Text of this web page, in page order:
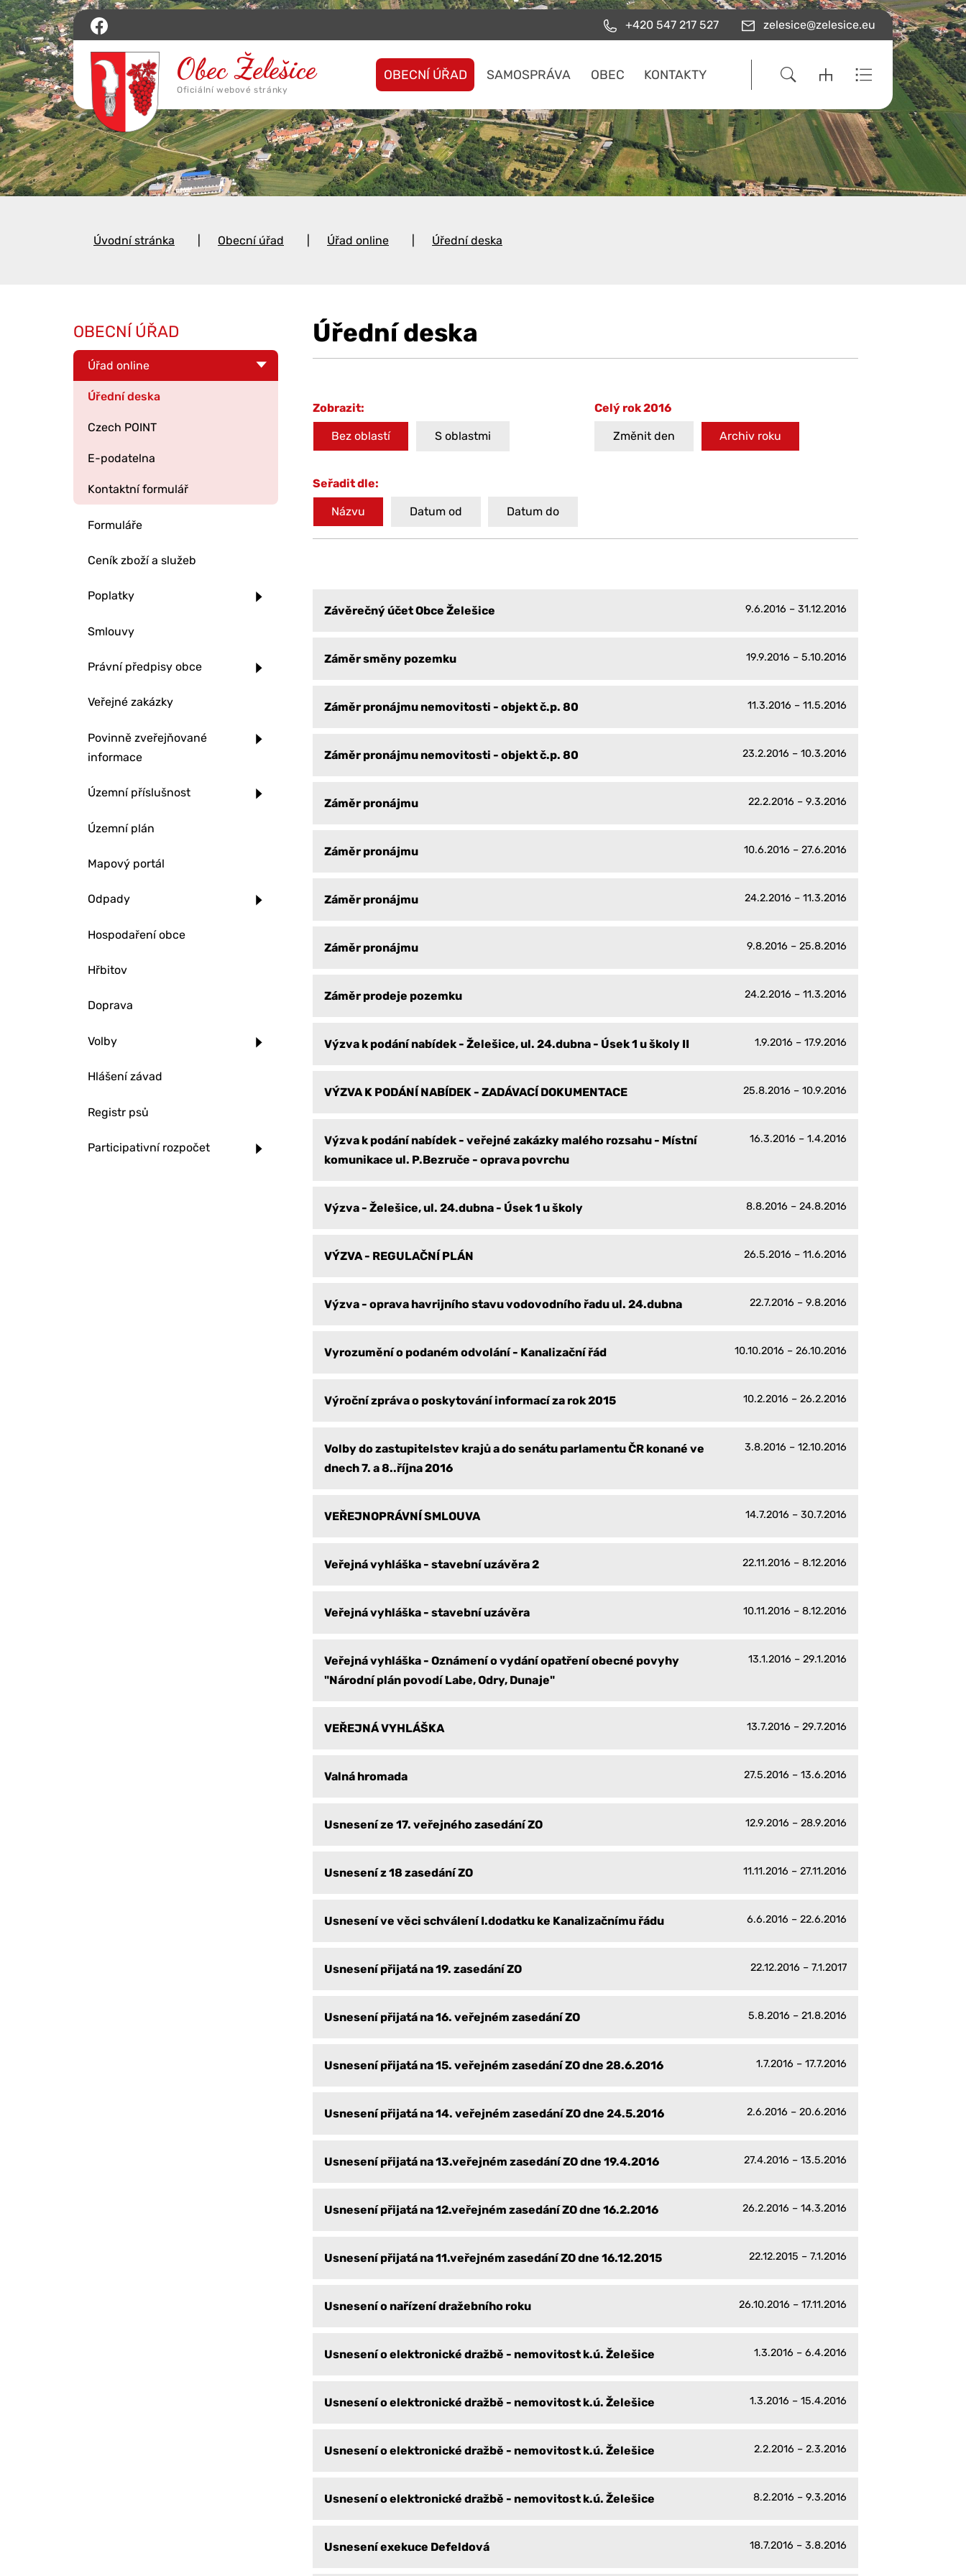
+420 547 217 527 zelesice@zelesice.eu
OBECNÍ ÚŘAD SAMOSPRÁVA OBEC KONTAKTY
Úvodní stránka Obecní úřad Úřad online Úřední deska
Úřední deska
Zobrazit:
Bez oblastí S oblastmi
Celý rok 2016
Změnit den Archiv roku
Seřadit dle:
Názvu Datum od Datum do
Závěrečný účet Obce Želešice 9.6.2016 – 31.12.2016
Záměr směny pozemku 19.9.2016 – 5.10.2016
Záměr pronájmu nemovitosti - objekt č.p. 80 11.3.2016 – 11.5.2016
Záměr pronájmu nemovitosti - objekt č.p. 80 23.2.2016 – 10.3.2016
Záměr pronájmu 22.2.2016 – 9.3.2016
Záměr pronájmu 10.6.2016 – 27.6.2016
Záměr pronájmu 24.2.2016 – 11.3.2016
Záměr pronájmu 9.8.2016 – 25.8.2016
Záměr prodeje pozemku 24.2.2016 – 11.3.2016
Výzva k podání nabídek - Želešice, ul. 24.dubna - Úsek 1 u školy II 1.9.2016 – 17.9.2016
VÝZVA K PODÁNÍ NABÍDEK - ZADÁVACÍ DOKUMENTACE 25.8.2016 – 10.9.2016
Výzva k podání nabídek - veřejné zakázky malého rozsahu - Místní
komunikace ul. P.Bezruče - oprava povrchu
16.3.2016 – 1.4.2016
Výzva - Želešice, ul. 24.dubna - Úsek 1 u školy 8.8.2016 – 24.8.2016
VÝZVA - REGULAČNÍ PLÁN 26.5.2016 – 11.6.2016
Výzva - oprava havrijního stavu vodovodního řadu ul. 24.dubna 22.7.2016 – 9.8.2016
Vyrozumění o podaném odvolání - Kanalizační řád 10.10.2016 – 26.10.2016
Výroční zpráva o poskytování informací za rok 2015 10.2.2016 – 26.2.2016
Volby do zastupitelstev krajů a do senátu parlamentu ČR konané ve
dnech 7. a 8..října 2016
3.8.2016 – 12.10.2016
VEŘEJNOPRÁVNÍ SMLOUVA 14.7.2016 – 30.7.2016
Veřejná vyhláška - stavební uzávěra 2 22.11.2016 – 8.12.2016
Veřejná vyhláška - stavební uzávěra 10.11.2016 – 8.12.2016
Veřejná vyhláška - Oznámení o vydání opatření obecné povyhy
"Národní plán povodí Labe, Odry, Dunaje"
13.1.2016 – 29.1.2016
VEŘEJNÁ VYHLÁŠKA 13.7.2016 – 29.7.2016
Valná hromada 27.5.2016 – 13.6.2016
Usnesení ze 17. veřejného zasedání ZO 12.9.2016 – 28.9.2016
Usnesení z 18 zasedání ZO 11.11.2016 – 27.11.2016
Usnesení ve věci schválení I.dodatku ke Kanalizačnímu řádu 6.6.2016 – 22.6.2016
Usnesení přijatá na 19. zasedání ZO 22.12.2016 – 7.1.2017
Usnesení přijatá na 16. veřejném zasedání ZO 5.8.2016 – 21.8.2016
Usnesení přijatá na 15. veřejném zasedání ZO dne 28.6.2016 1.7.2016 – 17.7.2016
Usnesení přijatá na 14. veřejném zasedání ZO dne 24.5.2016 2.6.2016 – 20.6.2016
Usnesení přijatá na 13.veřejném zasedání ZO dne 19.4.2016 27.4.2016 – 13.5.2016
Usnesení přijatá na 12.veřejném zasedání ZO dne 16.2.2016 26.2.2016 – 14.3.2016
Usnesení přijatá na 11.veřejném zasedání ZO dne 16.12.2015 22.12.2015 – 7.1.2016
Usnesení o nařízení dražebního roku 26.10.2016 – 17.11.2016
Usnesení o elektronické dražbě - nemovitost k.ú. Želešice 1.3.2016 – 6.4.2016
Usnesení o elektronické dražbě - nemovitost k.ú. Želešice 1.3.2016 – 15.4.2016
Usnesení o elektronické dražbě - nemovitost k.ú. Želešice 2.2.2016 – 2.3.2016
Usnesení o elektronické dražbě - nemovitost k.ú. Želešice 8.2.2016 – 9.3.2016
Usnesení exekuce Defeldová 18.7.2016 – 3.8.2016
OBECNÍ ÚŘAD
Úřad online
Úřední deska
Czech POINT
E-podatelna
Kontaktní formulář
Formuláře
Ceník zboží a služeb
Poplatky
Smlouvy
Právní předpisy obce
Veřejné zakázky
Povinně zveřejňované
informace
Územní příslušnost
Územní plán
Mapový portál
Odpady
Hospodaření obce
Hřbitov
Doprava
Volby
Hlášení závad
Registr psů
Participativní rozpočet